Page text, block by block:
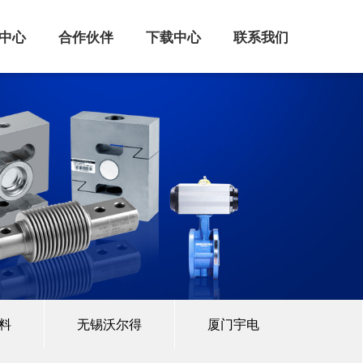
心 合作伙伴 下载中心 联系我们
无锡沃尔得 厦门宇电